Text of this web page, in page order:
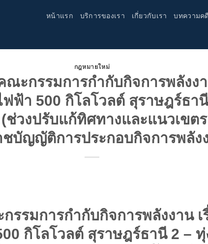
หน้าแรก บริการของเรา เกี่ยวกับเรา บทความค
กฎหมายใหม่
ะกรรมการกำกับกิจการพลังง
ฟ้า 500 กิโลโวลต์ สุราษฎร์ธา
ช่วงปรับแก้ทิศทางและแนวเขต
บัญญัติการประกอบกิจการพลัง
รรมการกำกับกิจการพลังงาน เ
กิโลโวลต์ สุราษฎร์ธานี 2 – ทุ่